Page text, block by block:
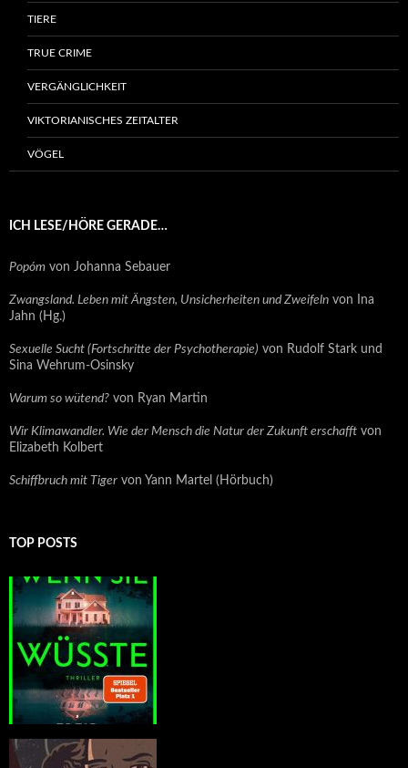
TIERE
TRUE CRIME
VERGÄNGLICHKEIT
VIKTORIANISCHES ZEITALTER
VÖGEL
ICH LESE/HÖRE GERADE…
Popóm von Johanna Sebauer
Zwangsland. Leben mit Ängsten, Unsicherheiten und Zweifeln von Ina
Jahn (Hg.)
Sexuelle Sucht (Fortschritte der Psychotherapie) von Rudolf Stark und
Sina Wehrum-Osinsky
Warum so wütend? von Ryan Martin
Wir Klimawandler. Wie der Mensch die Natur der Zukunft erschafft von
Elizabeth Kolbert
Schiffbruch mit Tiger von Yann Martel (Hörbuch)
TOP POSTS